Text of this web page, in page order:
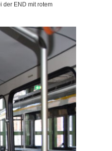
der END mit rotem